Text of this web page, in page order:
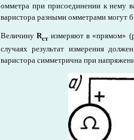
омметра при присоединении к нему
варистора разными омметрами могут
ВеличинуRстизмеряют в «прямом»
случаях результат измерения
варистора симметрична при